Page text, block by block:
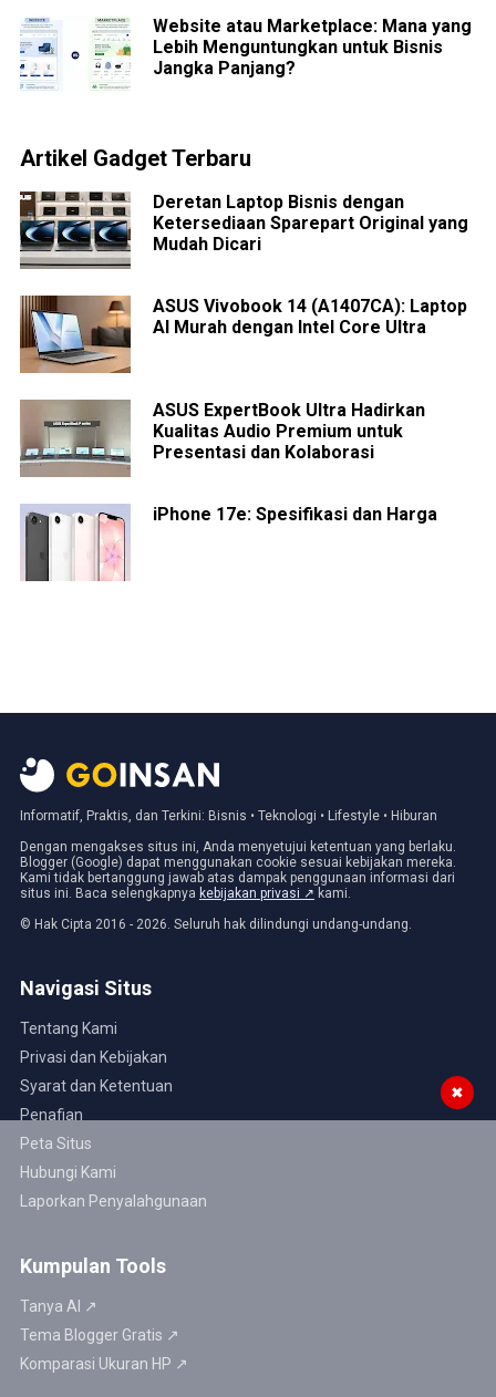
Website atau Marketplace: Mana yang
Lebih Menguntungkan untuk Bisnis
Jangka Panjang?
Artikel Gadget Terbaru
Deretan Laptop Bisnis dengan
Ketersediaan Sparepart Original yang
Mudah Dicari
ASUS Vivobook 14 (A1407CA): Laptop
AI Murah dengan Intel Core Ultra
ASUS ExpertBook Ultra Hadirkan
Kualitas Audio Premium untuk
Presentasi dan Kolaborasi
iPhone 17e: Spesifikasi dan Harga
Informatif, Praktis, dan Terkini: Bisnis • Teknologi • Lifestyle • Hiburan
Dengan mengakses situs ini, Anda menyetujui ketentuan yang berlaku.
Blogger (Google) dapat menggunakan cookie sesuai kebijakan mereka.
Kami tidak bertanggung jawab atas dampak penggunaan informasi dari
situs ini. Baca selengkapnya kebijakan privasi ↗ kami.
© Hak Cipta 2016 - 2026. Seluruh hak dilindungi undang-undang.
Navigasi Situs
Tentang Kami
Privasi dan Kebijakan
Syarat dan Ketentuan
Penafian
Peta Situs
Hubungi Kami
Laporkan Penyalahgunaan
Kumpulan Tools
Tanya AI ↗
Tema Blogger Gratis ↗
Komparasi Ukuran HP ↗
✖